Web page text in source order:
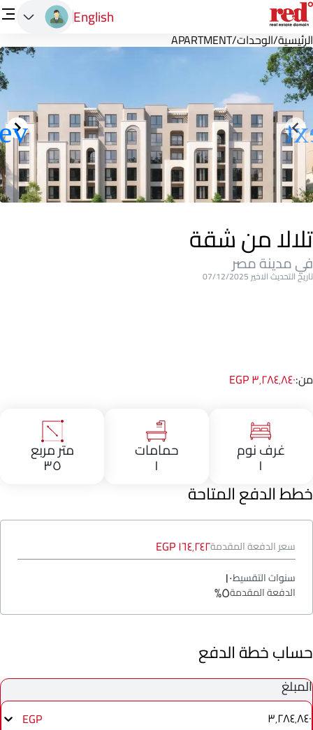
English
الرئيسية/الوحدات/
APARTMENT
تلالا من شقة
في مدينة مصر
تاريخ التحديث الاخير 07/12/2025
من:٣٬٢٨٤٬٨٤٠ EGP
غرف نوم
١
حمامات
١
متر مربع
٣٥
خطط الدفع المتاحة
سعر الدفعة المقدمة١٦٤٬٢٤٢ EGP
سنوات التقسيط١٠
الدفعة المقدمة٥%
حساب خطة الدفع
المبلغ
٣٬٢٨٤٬٨٤٠ EGP